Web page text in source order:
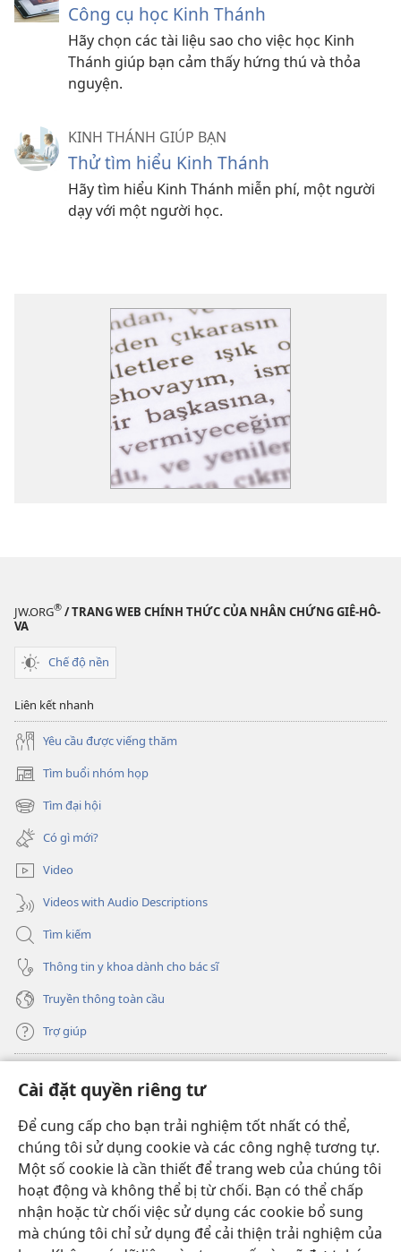
Cài đặt quyền riêng tư
Để cung cấp cho bạn trải nghiệm tốt nhất có thể,
chúng tôi sử dụng cookie và các công nghệ tương tự.
Một số cookie là cần thiết để trang web của chúng tôi
hoạt động và không thể bị từ chối. Bạn có thể chấp
nhận hoặc từ chối việc sử dụng các cookie bổ sung
mà chúng tôi chỉ sử dụng để cải thiện trải nghiệm của
Công cụ học Kinh Thánh
Hãy chọn các tài liệu sao cho việc học Kinh
Thánh giúp bạn cảm thấy hứng thú và thỏa
nguyện.
KINH THÁNH GIÚP BẠN
Thử tìm hiểu Kinh Thánh
Hãy tìm hiểu Kinh Thánh miễn phí, một người
dạy với một người học.
JW.ORG® / TRANG WEB CHÍNH THỨC CỦA NHÂN CHỨNG GIÊ-HÔ-
VA
Chế độ nền
Liên kết nhanh
Yêu cầu được viếng thăm
Tìm buổi nhóm họp
(mở
cửa
sổ
mới)
Tìm đại hội
(mở
cửa
sổ
mới)
Có gì mới?
Video
Videos with Audio Descriptions
Tìm kiếm
Thông tin y khoa dành cho bác sĩ
Truyền thông toàn cầu
Trợ giúp
(mở
cửa
sổ
mới)
THƯ VIỆN TRỰC TUYẾN Tháp Canh
(mở
cửa
sổ
mới)
JW Hub ®
(mở
cửa
sổ
mới)
JW Library
Thư viện Tháp Canh